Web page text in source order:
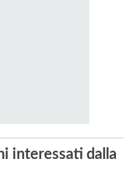
interessati dalla